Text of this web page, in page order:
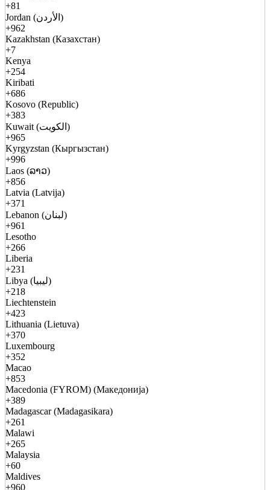
+81
Jordan (الأردن)
+962
Kazakhstan (Казахстан)
+7
Kenya
+254
Kiribati
+686
Kosovo (Republic)
+383
Kuwait (الكويت)
+965
Kyrgyzstan (Кыргызстан)
+996
Laos (ລາວ)
+856
Latvia (Latvija)
+371
Lebanon (لبنان)
+961
Lesotho
+266
Liberia
+231
Libya (ليبيا)
+218
Liechtenstein
+423
Lithuania (Lietuva)
+370
Luxembourg
+352
Macao
+853
Macedonia (FYROM) (Македонија)
+389
Madagascar (Madagasikara)
+261
Malawi
+265
Malaysia
+60
Maldives
+960